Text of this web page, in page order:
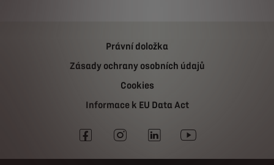
Právní doložka
Zásady ochrany osobních údajů
Cookies
Informace k EU Data Act